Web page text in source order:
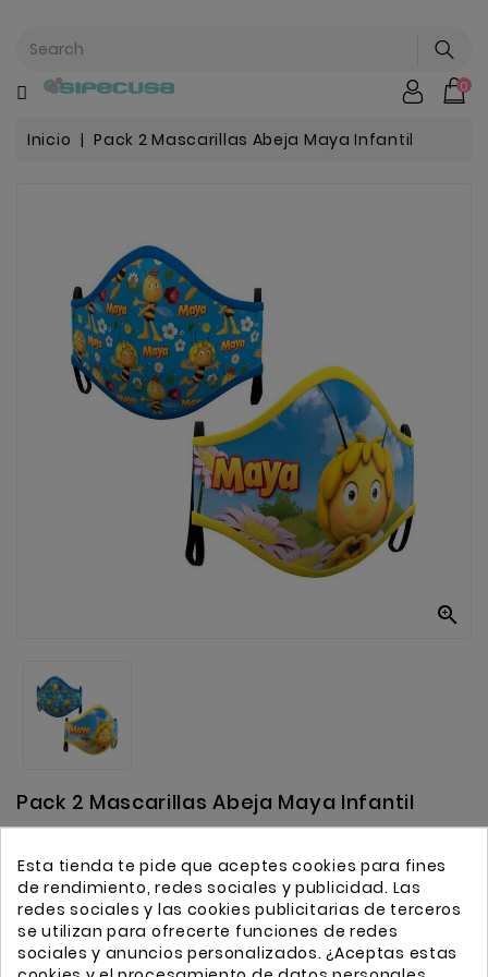
Mochilas
Escolar
Infantil
0
Inicio Pack 2 Mascarillas Abeja Maya Infantil

Pack 2 Mascarillas Abeja Maya Infantil
Leer Reseña
12,99 €
Impuestos incluidos
Esta tienda te pide que aceptes cookies para fines
de rendimiento, redes sociales y publicidad. Las
redes sociales y las cookies publicitarias de terceros
se utilizan para ofrecerte funciones de redes
sociales y anuncios personalizados. ¿Aceptas estas